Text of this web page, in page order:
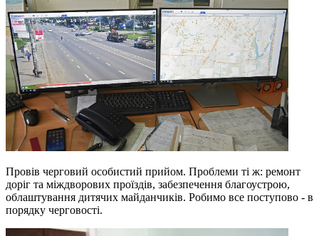
Провів черговий особистий прийом. Проблеми ті ж: ремонт
доріг та міждворових проїздів, забезпечення благоустрою,
облаштування дитячих майданчиків. Робимо все поступово - в
порядку черговості.